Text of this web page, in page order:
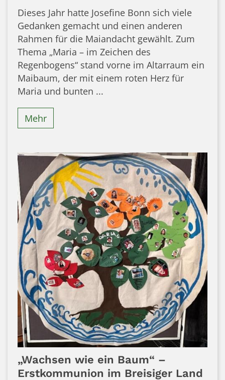
Dieses Jahr hatte Josefine Bonn sich viele
Gedanken gemacht und einen anderen
Rahmen für die Maiandacht gewählt. Zum
Thema „Maria – im Zeichen des
Regenbogens“ stand vorne im Altarraum ein
Maibaum, der mit einem roten Herz für
Maria und bunten ...
Mehr
„Wachsen wie ein Baum“ –
Erstkommunion im Breisiger Land